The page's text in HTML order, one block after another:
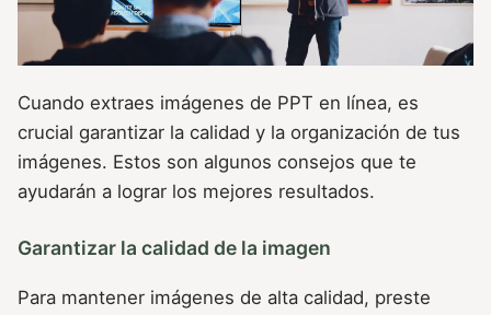
Cuando extraes imágenes de PPT en línea, es
crucial garantizar la calidad y la organización de tus
imágenes. Estos son algunos consejos que te
ayudarán a lograr los mejores resultados.
Garantizar la calidad de la imagen
Para mantener imágenes de alta calidad, preste